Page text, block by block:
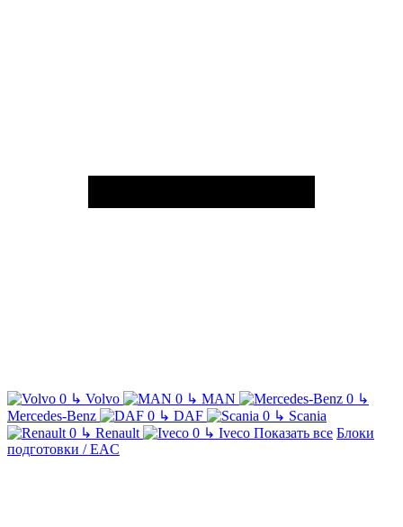
↳ Volvo ↳ MAN
↳
Mercedes-Benz
↳ DAF ↳ Scania
↳ Renault ↳ Iveco Показать все Блоки
подготовки / EAC